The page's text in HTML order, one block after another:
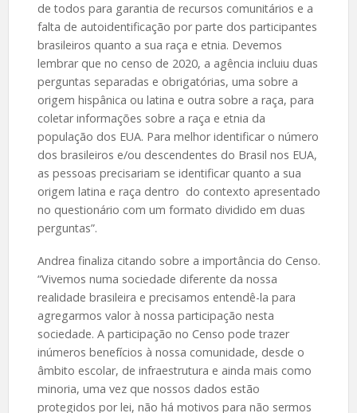
de todos para garantia de recursos comunitários e a
falta de autoidentificação por parte dos participantes
brasileiros quanto a sua raça e etnia. Devemos
lembrar que no censo de 2020, a agência incluiu duas
perguntas separadas e obrigatórias, uma sobre a
origem hispânica ou latina e outra sobre a raça, para
coletar informações sobre a raça e etnia da
população dos EUA. Para melhor identificar o número
dos brasileiros e/ou descendentes do Brasil nos EUA,
as pessoas precisariam se identificar quanto a sua
origem latina e raça dentro do contexto apresentado
no questionário com um formato dividido em duas
perguntas”.
Andrea finaliza citando sobre a importância do Censo.
“Vivemos numa sociedade diferente da nossa
realidade brasileira e precisamos entendê-la para
agregarmos valor à nossa participação nesta
sociedade. A participação no Censo pode trazer
inúmeros benefícios à nossa comunidade, desde o
âmbito escolar, de infraestrutura e ainda mais como
minoria, uma vez que nossos dados estão
protegidos por lei, não há motivos para não sermos